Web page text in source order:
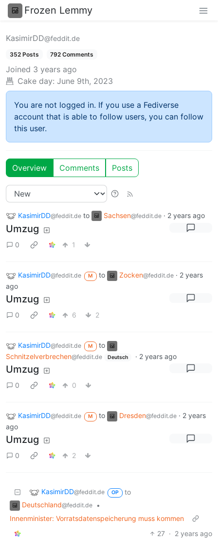
Frozen Lemmy
KasimirDD@feddit.de
352 Posts 792 Comments
Joined 3 years ago
Cake day: June 9th, 2023
You are not logged in. If you use a Fediverse
account that is able to follow users, you can follow
this user.
Overview Comments Posts
KasimirDD@feddit.de to Sachsen@feddit.de · 2 years ago
Umzug
0 1
KasimirDD@feddit.de M to Zocken@feddit.de · 2 years
ago
Umzug
0 6 2
KasimirDD@feddit.de M
to
Schnitzelverbrechen@feddit.de Deutsch · 2 years ago
Umzug
0 0
KasimirDD@feddit.de M to Dresden@feddit.de · 2 years
ago
Umzug
0 2
KasimirDD@feddit.de OP
to
Deutschland@feddit.de
•
Innenminister: Vorratsdatenspeicherung muss kommen
27 · 2 years ago